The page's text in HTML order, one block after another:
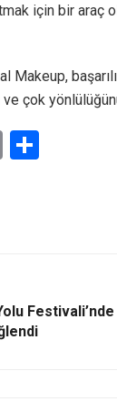
için bir araç
Makeup,
ve çok
E